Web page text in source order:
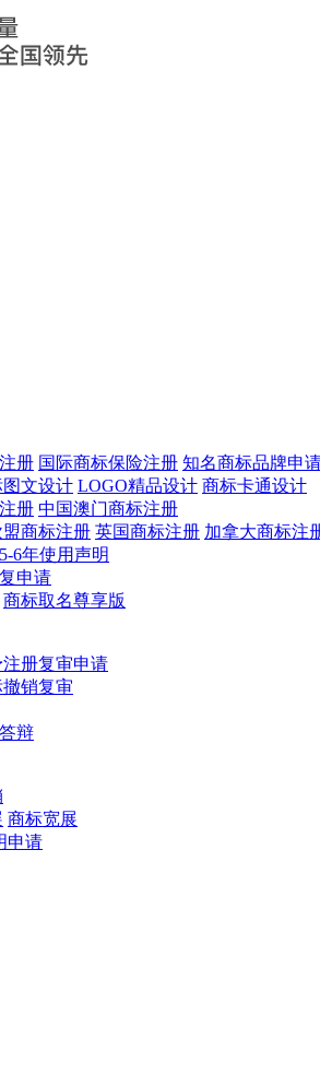
册 国际商标保险注册 知名商标品牌申
文设计 LOGO精品设计 商标卡通设计
册 中国澳门商标注册
盟商标注册 英国商标注册 加拿大商标注
6年使用声明
申请
商标取名尊享版
册复审申请
销复审
辩
商标宽展
申请